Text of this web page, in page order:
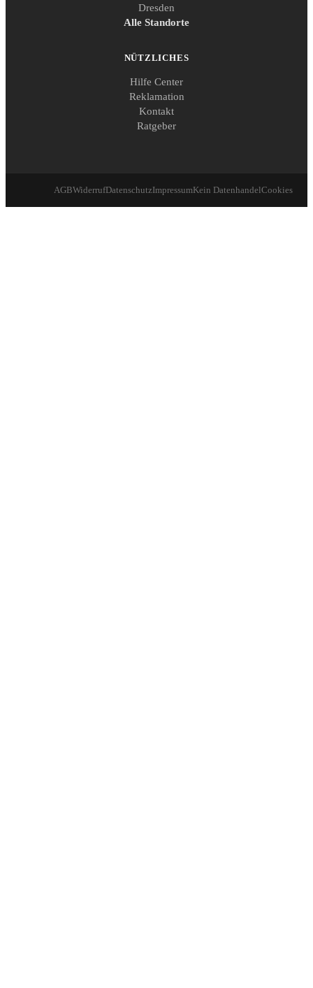
Dresden
Alle Standorte
NÜTZLICHES
Hilfe Center
Reklamation
Kontakt
Ratgeber
AGBWiderrufDatenschutzImpressumKein DatenhandelCookies